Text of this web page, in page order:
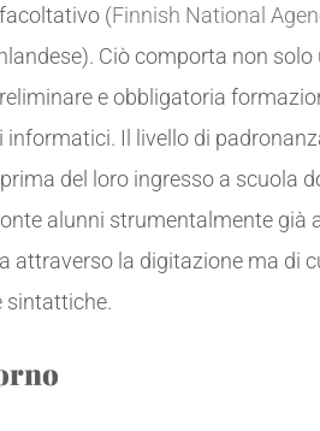
(Finnish National
Ciò comporta non
e obbligatoria
Il livello di
del loro ingresso a scuola
alunni strumentalmente
attraverso la digitazione ma di
sintattiche.